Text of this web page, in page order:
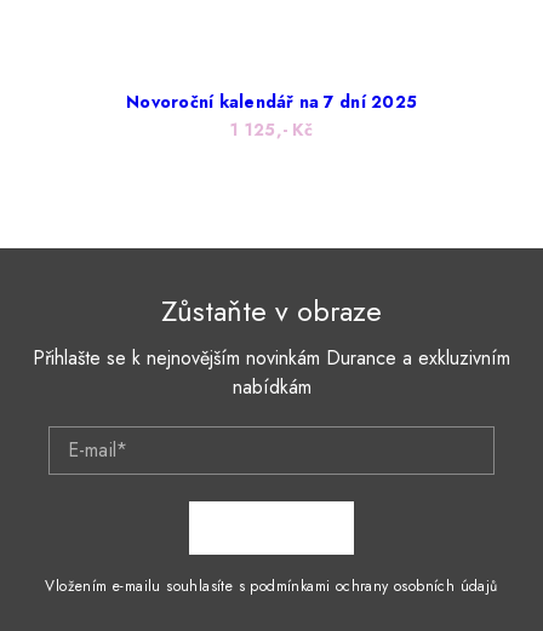
Novoroční kalendář na 7 dní 2025
1 125,- Kč
Zůstaňte v obraze
Přihlašte se k nejnovějším novinkám Durance a exkluzivním
nabídkám
E-mail*
Vložením e-mailu souhlasíte s podmínkami ochrany osobních údajů